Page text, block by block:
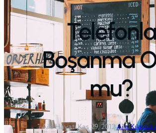
Telefonla
Boşanma
mu?
Aile Hayatı·Kas 29, 2012·Aile